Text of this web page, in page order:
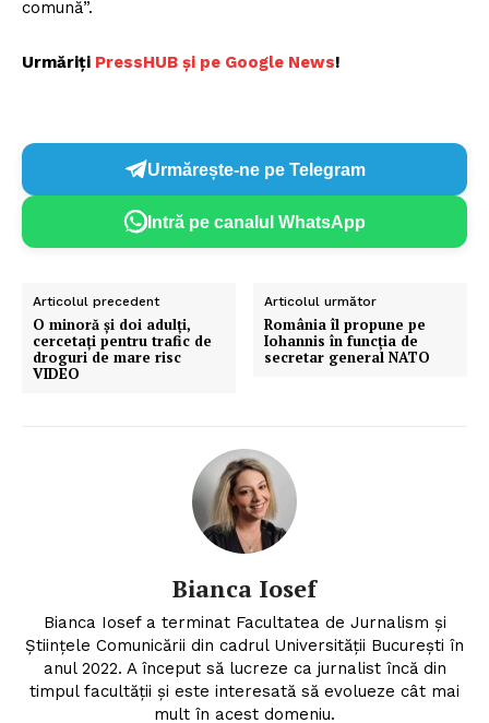
comună”.
Urmăriți PressHUB și pe Google News!
Urmărește-ne pe Telegram
Intră pe canalul WhatsApp
Articolul precedent
O minoră și doi adulți,
cercetați pentru trafic de
droguri de mare risc
VIDEO
Articolul următor
România îl propune pe
Iohannis în funcția de
secretar general NATO
Bianca Iosef
Bianca Iosef a terminat Facultatea de Jurnalism și
Științele Comunicării din cadrul Universității București în
anul 2022. A început să lucreze ca jurnalist încă din
timpul facultății și este interesată să evolueze cât mai
mult în acest domeniu.